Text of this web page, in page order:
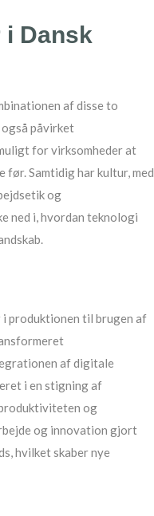
i Dansk
af disse to
påvirket
for virksomheder at
Samtidig har kultur, med
og
ned i, hvordan teknologi
produktionen til brugen af
af digitale
i en stigning af
og
og innovation gjort
hvilket skaber nye